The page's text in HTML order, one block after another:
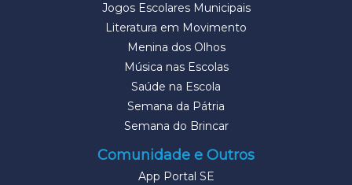
Jogos Escolares Municipais
Literatura em Movimento
Menina dos Olhos
Música nas Escolas
Saúde na Escola
Semana da Pátria
Semana do Brincar
Comunidade e Outros
App Portal SE